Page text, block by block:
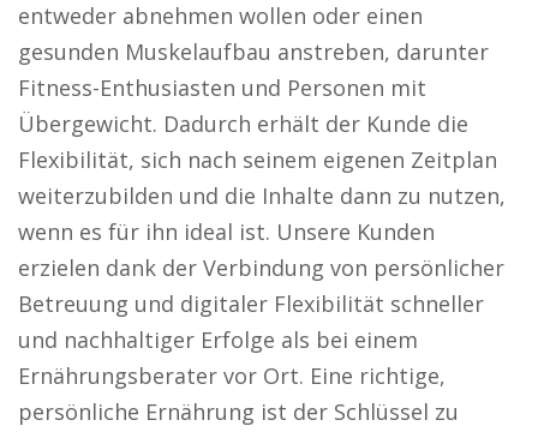
entweder abnehmen wollen oder einen
gesunden Muskelaufbau anstreben, darunter
Fitness-Enthusiasten und Personen mit
Übergewicht. Dadurch erhält der Kunde die
Flexibilität, sich nach seinem eigenen Zeitplan
weiterzubilden und die Inhalte dann zu nutzen,
wenn es für ihn ideal ist. Unsere Kunden
erzielen dank der Verbindung von persönlicher
Betreuung und digitaler Flexibilität schneller
und nachhaltiger Erfolge als bei einem
Ernährungsberater vor Ort. Eine richtige,
persönliche Ernährung ist der Schlüssel zu